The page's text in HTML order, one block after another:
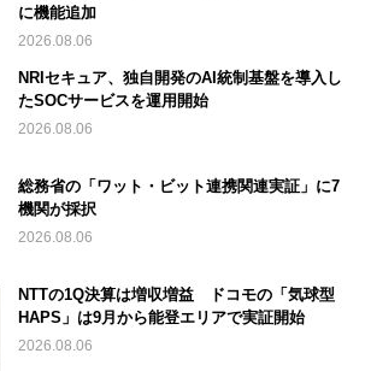
に機能追加
2026.08.06
NRIセキュア、独自開発のAI統制基盤を導入し
たSOCサービスを運用開始
2026.08.06
総務省の「ワット・ビット連携関連実証」に7
機関が採択
2026.08.06
NTTの1Q決算は増収増益 ドコモの「気球型
HAPS」は9月から能登エリアで実証開始
2026.08.06